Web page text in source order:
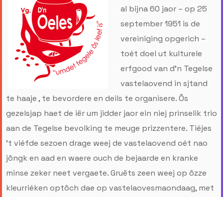
al bijna 60 jaor – op 25
september 1951 is de
vereiniging opgerich –
toét doel ut kulturele
erfgood van d’n Tegelse
vastelaovend in sjtand
te haaje , te bevordere en deils te organisere. Ôs
gezelsjap haet de iër um jidder jaor ein niej prinselik trio
aan de Tegelse bevolking te meuge prizzentere. Tiéjes
’t viéfde sezoen drage weej de vastelaovend oét nao
jôngk en aad en waere ouch de bejaarde en kranke
minse zeker neet vergaete. Gruëts zeen weej op ôzze
kleurriéken optôch dae op vastelaovesmaondaag, met